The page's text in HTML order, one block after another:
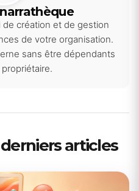
création et de gestion
de votre organisation.
sans être dépendants
articles